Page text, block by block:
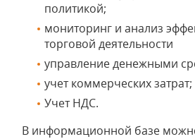
политикой;
мониторинг и анализ
торговой деятельности
управление денежными
учет коммерческих затрат;
Учет НДС.
В информационной базе